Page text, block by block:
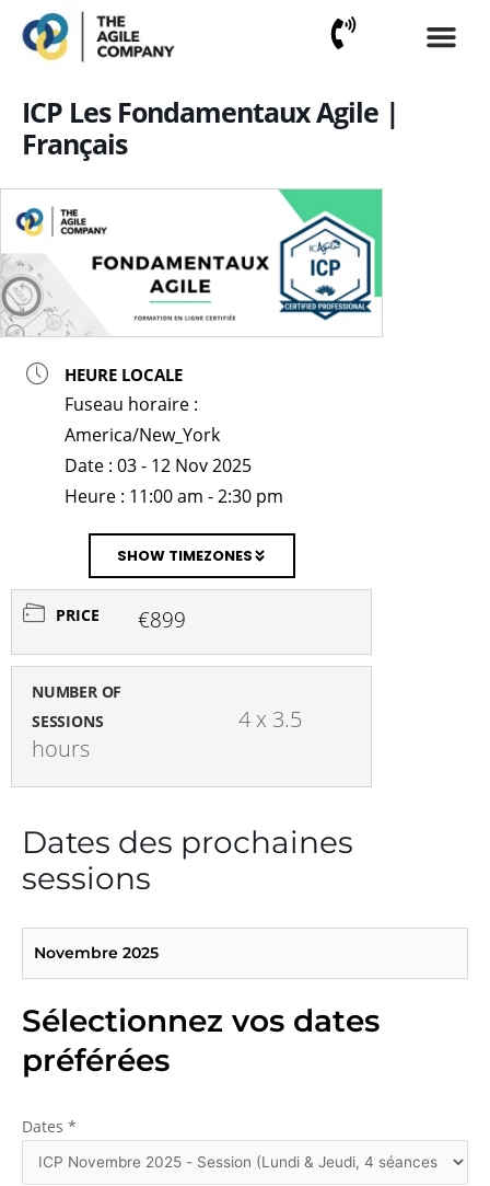
contenu
ICP Les Fondamentaux Agile |
Français
HEURE LOCALE
Fuseau horaire :
America/New_York
Date : 03 - 12 Nov 2025
Heure : 11:00 am - 2:30 pm
SHOW TIMEZONES
PRICE €899
NUMBER OF
SESSIONS
4 x 3.5
hours
Dates des prochaines
sessions
Novembre 2025
Sélectionnez vos dates
préférées
Dates *